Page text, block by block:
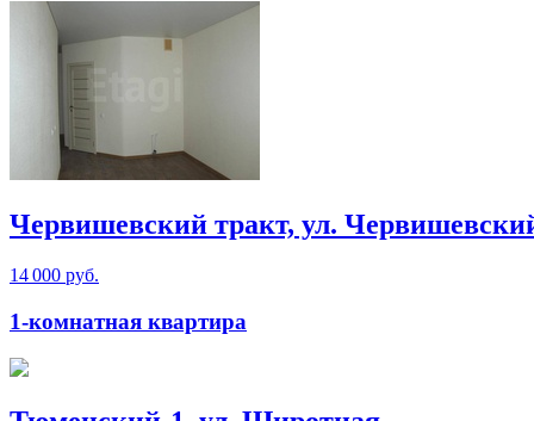
Червишевский тракт, ул.
14 000 руб.
1-комнатная квартира